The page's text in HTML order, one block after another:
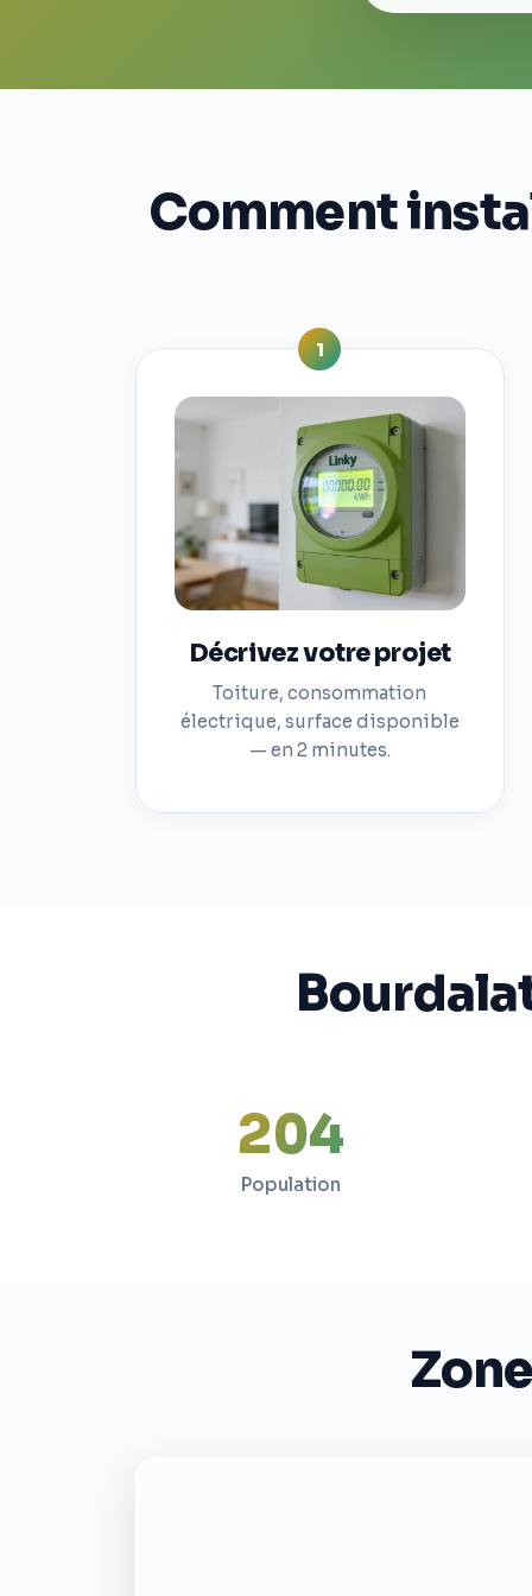
Comment
1
Décrivez votre projet
Toiture, consommation
électrique, surface disponible
— en 2 minutes.
204
Population